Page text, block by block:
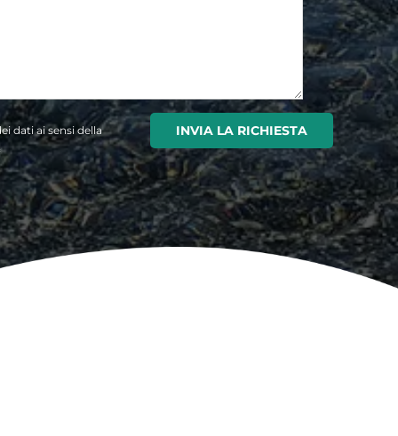
dati ai sensi della
Si prega di lasciare vuoto questo